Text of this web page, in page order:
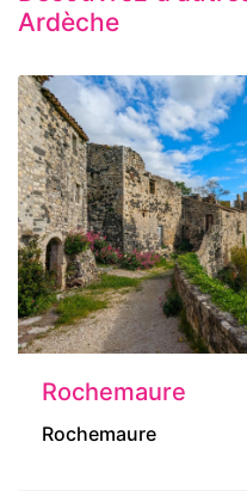
Ardèche
Rochemaure
Rochemaure